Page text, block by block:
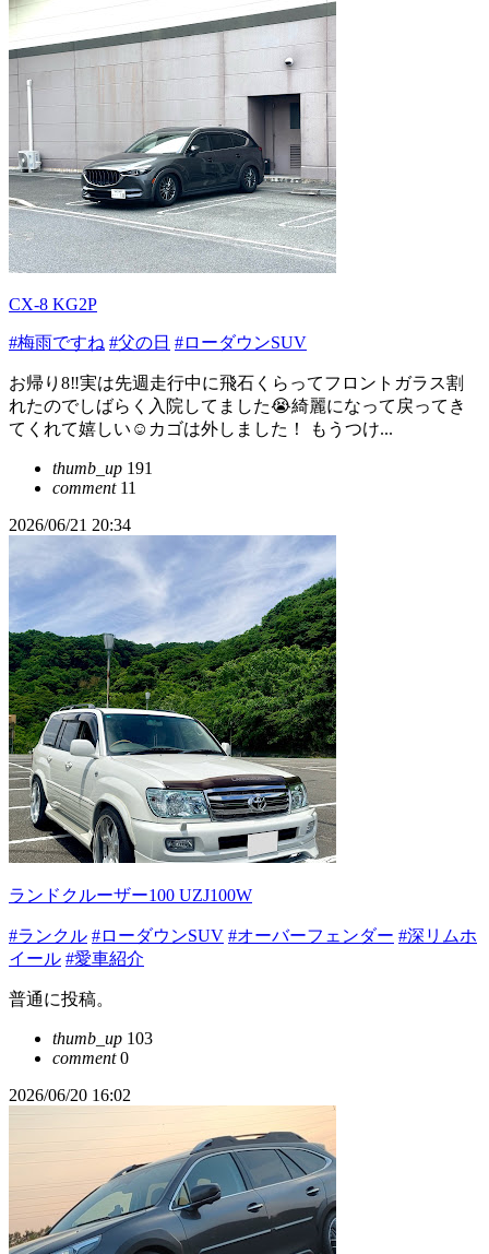
CX-8 KG2P
#梅雨ですね #父の日 #ローダウンSUV
お帰り8‼️実は先週走行中に飛石くらってフロントガラス割
れたのでしばらく入院してました😭綺麗になって戻ってき
てくれて嬉しい☺️カゴは外しました！ もうつけ...
thumb_up 191
comment11
2026/06/21 20:34
ランドクルーザー100 UZJ100W
#ランクル #ローダウンSUV #オーバーフェンダー #深リムホ
イール #愛車紹介
普通に投稿。
thumb_up 103
comment0
2026/06/20 16:02